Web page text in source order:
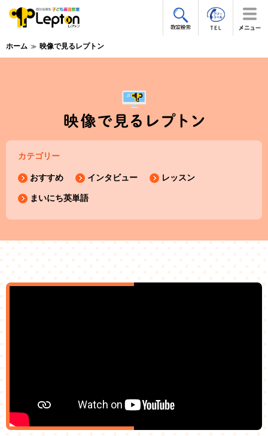
ホーム 映像で見るレプトン
カテゴリー
おすすめ インタビュー レッスン
まいにち英単語